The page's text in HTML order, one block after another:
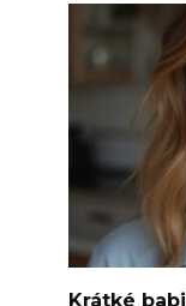
Krátké